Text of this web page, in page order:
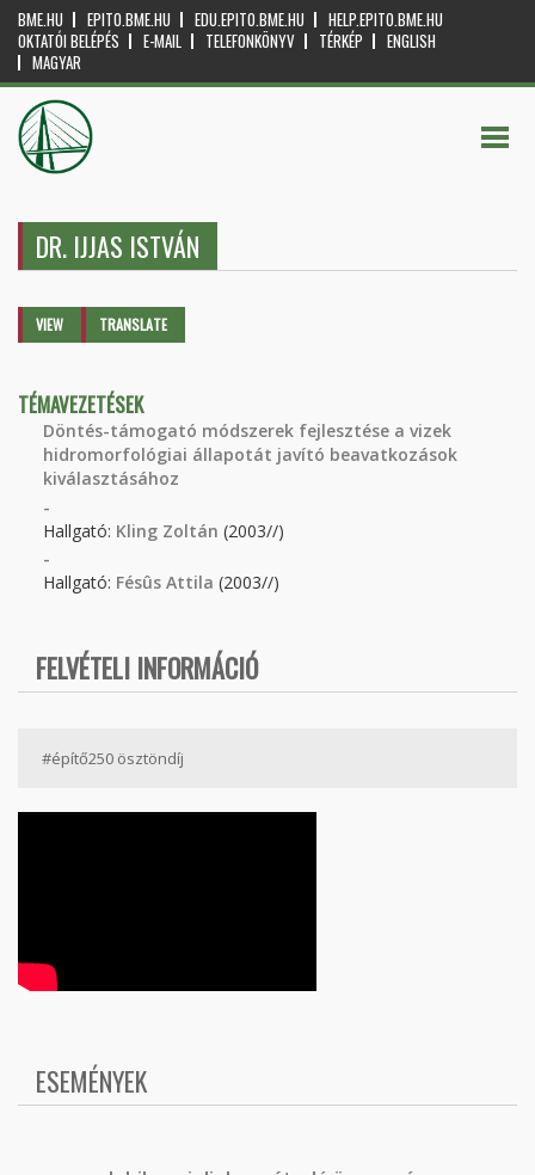
BME.HU EPITO.BME.HU EDU.EPITO.BME.HU
HELP.EPITO.BME.HU
OKTATÓI BELÉPÉS
E-MAIL TELEFONKÖNYV TÉRKÉP
ENGLISH
MAGYAR
DR. IJJAS ISTVÁN
Primary tabs
VIEW (ACTIVETRANSLATE
TÉMAVEZETÉSEK
Döntés-támogató módszerek fejlesztése a vizek
hidromorfológiai állapotát javító beavatkozások
kiválasztásához
-
Hallgató: Kling Zoltán (2003//)
-
Hallgató: Fésûs Attila (2003//)
FELVÉTELI INFORMÁCIÓ
#építő250 ösztöndíj
ESEMÉNYEK